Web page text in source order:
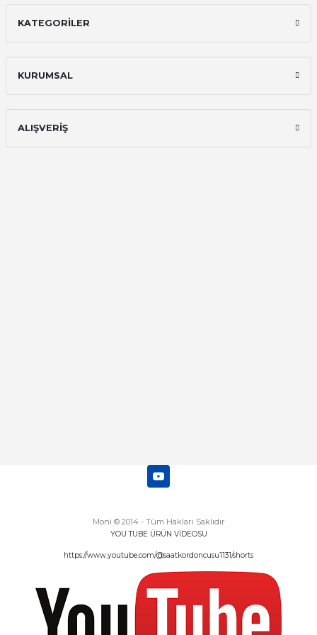
İlk defa alışveriş yaptım ve gayet
KATEGORİLER
KURUMSAL
ALIŞVERİŞ
Moni © 2014 - Tüm Hakları Saklıdır
YOU TUBE ÜRÜN VİDEOSU
https://www.youtube.com/@saatkordoncusu1131/shorts